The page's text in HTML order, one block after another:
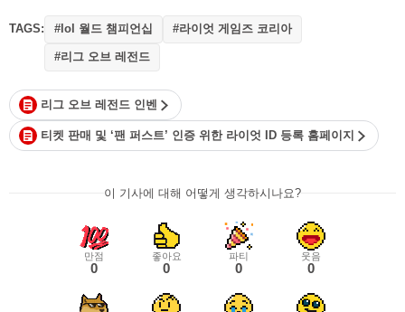
TAGS: #lol 월드 챔피언십 #라이엇 게임즈 코리아
#리그 오브 레전드
리그 오브 레전드 인벤
티켓 판매 및 ‘팬 퍼스트’ 인증 위한 라이엇 ID 등록 홈페이지
이 기사에 대해 어떻게 생각하시나요?
만점
0
좋아요
0
파티
0
웃음
0